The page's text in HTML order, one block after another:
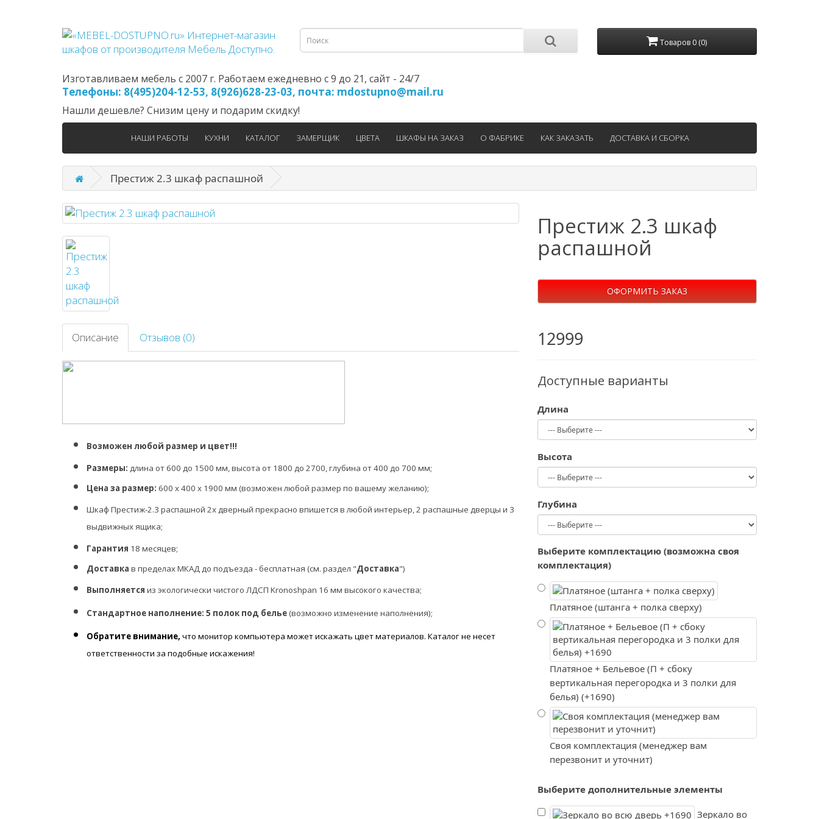
Товаров 0 (0)
Изготавливаем мебель с 2007 г. Работаем ежедневно с 9 до 21, cайт - 24/7
Телефоны: 8(495)204-12-53, 8(926)628-23-03, почта: mdostupno@mail.ru
Нашли дешевле? Снизим цену и подарим скидку!
НАШИ РАБОТЫ КУХНИ КАТАЛОГ ЗАМЕРЩИК ЦВЕТА ШКАФЫ НА ЗАКАЗ О ФАБРИКЕ КАК ЗАКАЗАТЬ ДОСТАВКА И СБОРКА
Престиж 2.3 шкаф распашной
Описание Отзывов (0)
Возможен любой размер и цвет!!!
Размеры: длина от 600 до 1500 мм, высота от 1800 до 2700, глубина от 400 до 700 мм;
Цена за размер: 600 х 400 х 1900 мм (возможен любой размер по вашему желанию);
Шкаф Престиж-2.3 распашной 2х дверный прекрасно впишется в любой интерьер, 2 распашные дверцы и 3
выдвижных ящика;
Гарантия 18 месяцев;
Доставка в пределах МКАД до подъезда - бесплатная (см. раздел "Доставка")
Выполняется из экологически чистого ЛДСП Kronoshpan 16 мм высокого качества;
Стандартное наполнение: 5 полок под белье(возможно изменение наполнения);
Обратите внимание, что монитор компьютера может искажать цвет материалов. Каталог не несет
ответственности за подобные искажения!
Престиж 2.3 шкаф
распашной
ОФОРМИТЬ ЗАКАЗ
12999
Доступные варианты
Длина
Высота
Глубина
Выберите комплектацию (возможна своя
комплектация)
Платяное (штанга + полка сверху)
Платяное + Бельевое (П + сбоку
вертикальная перегородка и 3 полки для
белья) (+1690)
Своя комплектация (менеджер вам
перезвонит и уточнит)
Выберите дополнительные элементы
Зеркало во